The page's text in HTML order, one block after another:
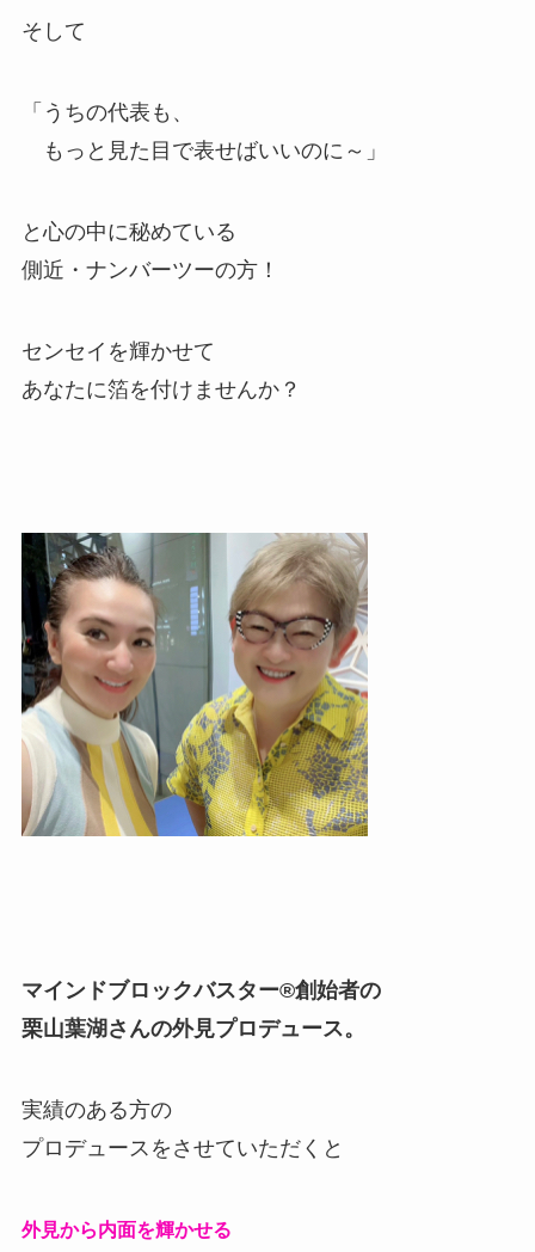
そして
「うちの代表も、
もっと見た目で表せばいいのに～」
と心の中に秘めている
側近・ナンバーツーの方！
センセイを輝かせて
あなたに箔を付けませんか？
マインドブロックバスター®創始者の
栗山葉湖さんの外見プロデュース。
実績のある方の
プロデュースをさせていただくと
外見から内面を輝かせる